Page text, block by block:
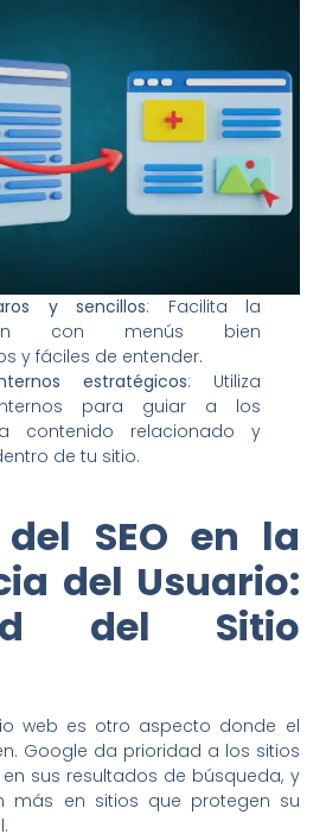
y sencillos: Facilita la
con menús bien
y fáciles de entender.
estratégicos: Utiliza
para guiar a los
contenido relacionado y
de tu sitio.
SEO en la
del Usuario:
del Sitio
web es otro aspecto donde el
Google da prioridad a los sitios
en sus resultados de búsqueda, y
más en sitios que protegen su